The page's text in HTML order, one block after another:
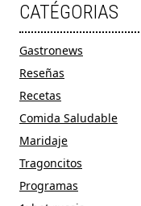
CATÉGORIAS
Gastronews
Reseñas
Recetas
Comida Saludable
Maridaje
Tragoncitos
Programas